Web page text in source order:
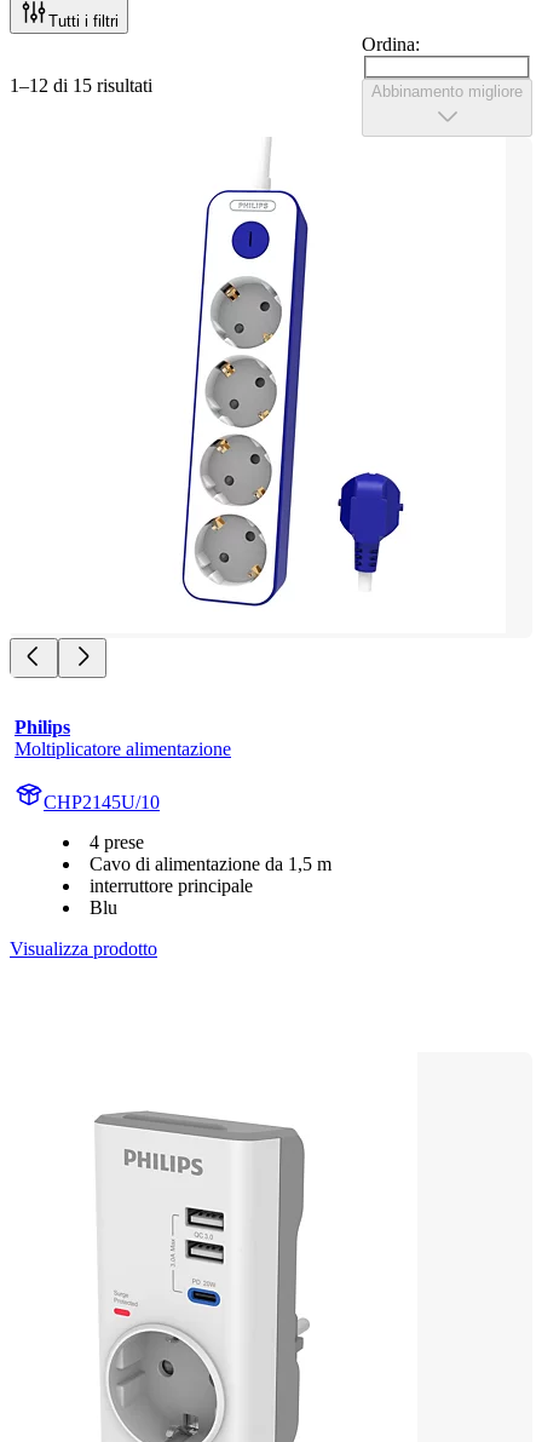
Tutti i filtri
1–12 di 15 risultati
Ordina:
Abbinamento migliore
Philips
Moltiplicatore alimentazione
CHP2145U/10
4 prese
Cavo di alimentazione da 1,5 m
interruttore principale
Blu
Visualizza prodotto